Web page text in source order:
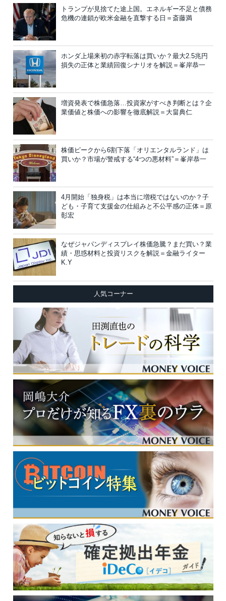
トランプが見捨てた途上国。エネルギー不足と債務
危機の連鎖が欧米金融を直撃する日＝斎藤満
ホンダ上場来初の赤字転落は買いか？最大2.5兆円
損失の正体と業績回復シナリオを解説＝峯岸恭一
増資発表で株価急落…投資家がすべき判断とは？企
業価値と株価への影響を徹底解説＝大畠典仁
株価ピークから6割下落「オリエンタルランド」は
買いか？市場が警戒する“4つの悪材料”＝峯岸恭一
4月開始「独身税」は本当に増税ではないのか？子
ども・子育て支援金の仕組みと不公平感の正体＝原
彰宏
なぜジャパンディスプレイ株価急騰？まだ買い？業
績・思惑材料と投資リスクを解説＝金融ライター
K.Y
人気コーナー